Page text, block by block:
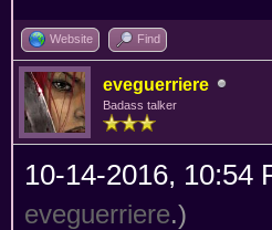
Website Find
eveguerriere
Badass talker
10-14-2016, 10:54
eveguerriere.)